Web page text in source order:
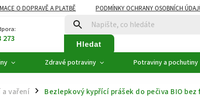
O DOPRAVĚ A PLATBĚ PODMÍNKY OCHRANY OSOBNÍCH
ZDRAVÉ POTRAVINY NOVINKY AKCE, SLEVY
273 Hledat
Zdravé potraviny Potraviny a pochutiny
a vaření / Bezlepkový kypřící prášek do pečiva BIO